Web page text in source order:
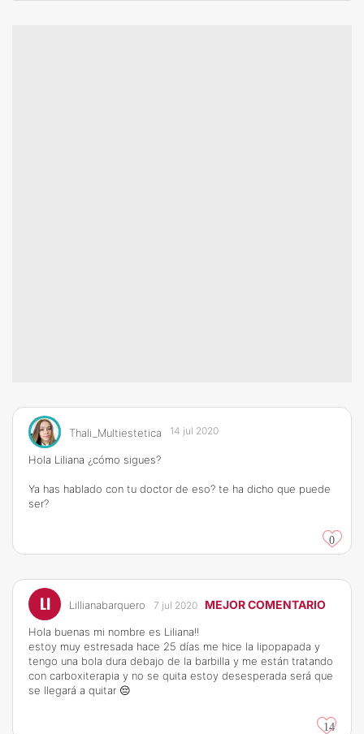
Thali_Multiestetica 14 jul 2020
Hola Liliana ¿cómo sigues?
Ya has hablado con tu doctor de eso? te ha dicho que puede
ser?
0
LI Lillianabarquero 7 jul 2020 MEJOR COMENTARIO
Hola buenas mi nombre es Liliana!!
estoy muy estresada hace 25 días me hice la lipopapada y
tengo una bola dura debajo de la barbilla y me están tratando
con carboxiterapia y no se quita estoy desesperada será que
se llegará a quitar 😔
14